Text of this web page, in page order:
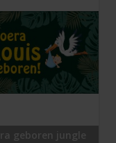
geboren jungle